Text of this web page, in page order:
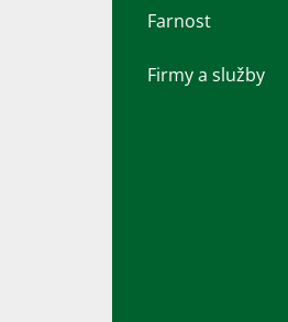
Farnost
Firmy a služby